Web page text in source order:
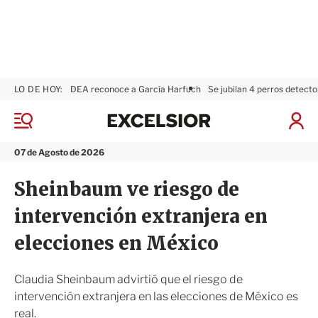
M
n
07 de Agosto de 2026
LO DE HOY: DEA reconoce a García Harfuch Se jubilan 4 perros
I
x
i
r
Sheinbaum ve riesgo de
intervención extranjera en
elecciones en México
Claudia Sheinbaum advirtió que el riesgo de
intervención extranjera en las elecciones de México es
real.